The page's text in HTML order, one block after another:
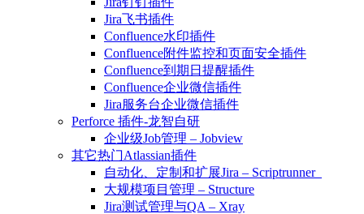
Jira飞书插件
Confluence水印插件
Confluence附件监控和页面安全插件
Confluence到期日提醒插件
Confluence企业微信插件
Jira服务台企业微信插件
Perforce 插件-龙智自研
企业级Job管理 – Jobview
其它热门Atlassian插件
自动化、定制和扩展Jira – Scriptrunner
大规模项目管理 – Structure
Jira测试管理与QA – Xray